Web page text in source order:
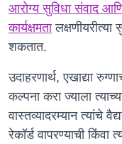
आरोग्य सुविधा संवाद
कार्यक्षमतालक्षणीयरीत्या
शकतात.
उदाहरणार्थ, एखाद्या
कल्पना करा ज्याला
वास्तव्यादरम्यान त्यांचे
रेकॉर्ड वापरण्याची किंवा